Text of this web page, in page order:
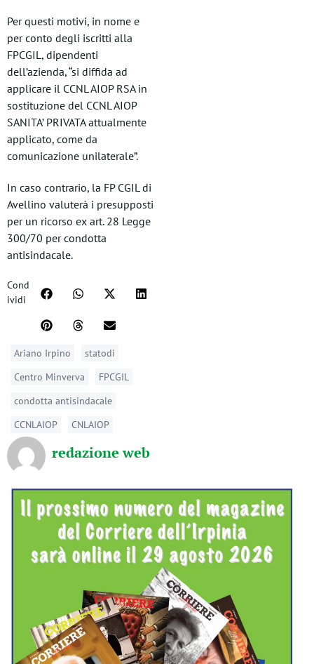
Per questi motivi, in nome e
per conto degli iscritti alla
FPCGIL, dipendenti
dell’azienda, “si diffida ad
applicare il CCNL AIOP RSA in
sostituzione del CCNL AIOP
SANITA’ PRIVATA attualmente
applicato, come da
comunicazione unilaterale”.
In caso contrario, la FP CGIL di
Avellino valuterà i presupposti
per un ricorso ex art. 28 Legge
300/70 per condotta
antisindacale.
Cond
ividi
Ariano Irpino
statodi
Centro Minverva
FPCGIL
condotta antisindacale
CCNLAIOP
CNLAIOP
redazione web